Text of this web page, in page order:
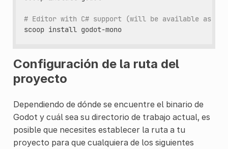
# Editor with C# support (will be available as
scoop install
Configuración de la ruta del
proyecto
Dependiendo de dónde se encuentre el binario de
Godot y cuál sea su directorio de trabajo actual, es
posible que necesites establecer la ruta a tu
proyecto para que cualquiera de los siguientes